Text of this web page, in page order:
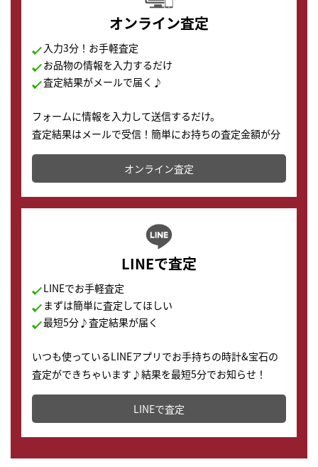
オンライン査定
入力3分！お手軽査定
お品物の情報を入力するだけ
査定結果がメールで届く♪
フォームに情報を入力して送信するだけ。
査定結果はメールで受信！簡単にお持ちの査定金額が分
かります。
オンライン査定
LINEで査定
LINEでお手軽査定
まずは簡単に査定してほしい
最短5分♪査定結果が届く
いつも使っているLINEアプリでお手持ちの時計&宝石の
査定ができちゃいます♪結果を最短5分でお知らせ！
どこからでもすぐに査定金額を知ることが出来ます。
LINEで査定